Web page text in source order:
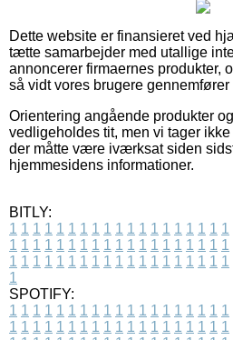
Dette website er finansieret ved
tætte samarbejder med utallige
annoncerer firmaernes produkter,
så vidt vores brugere gennemfører
Orientering angående produkter
vedligeholdes tit, men vi tager
der måtte være iværksat siden
hjemmesidens informationer.
BITLY:
1 1 1 1 1 1 1 1 1 1 1 1 1 1 1 1 1 1 1
1 1 1 1 1 1 1 1 1 1 1 1 1 1 1 1 1 1 1
1 1 1 1 1 1 1 1 1 1 1 1 1 1 1 1 1 1 1
1
SPOTIFY:
1 1 1 1 1 1 1 1 1 1 1 1 1 1 1 1 1 1 1
1 1 1 1 1 1 1 1 1 1 1 1 1 1 1 1 1 1 1